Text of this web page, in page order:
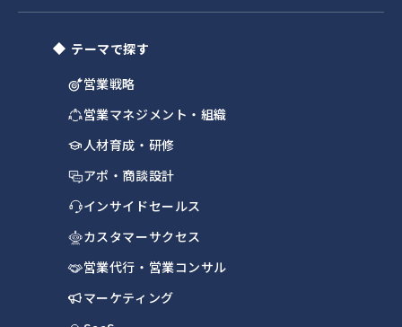
テーマで探す
営業戦略
営業マネジメント・組織
人材育成・研修
アポ・商談設計
インサイドセールス
カスタマーサクセス
営業代行・営業コンサル
マーケティング